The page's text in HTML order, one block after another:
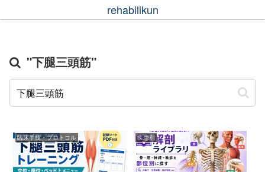
rehabilikun
"下腿三頭筋"
臨床手技・プロトコル 疾患別